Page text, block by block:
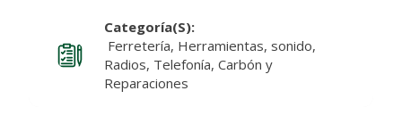
Categoría(s):
Ferretería, Herramientas, sonido,
Radios, Telefonía, Carbón y
Reparaciones